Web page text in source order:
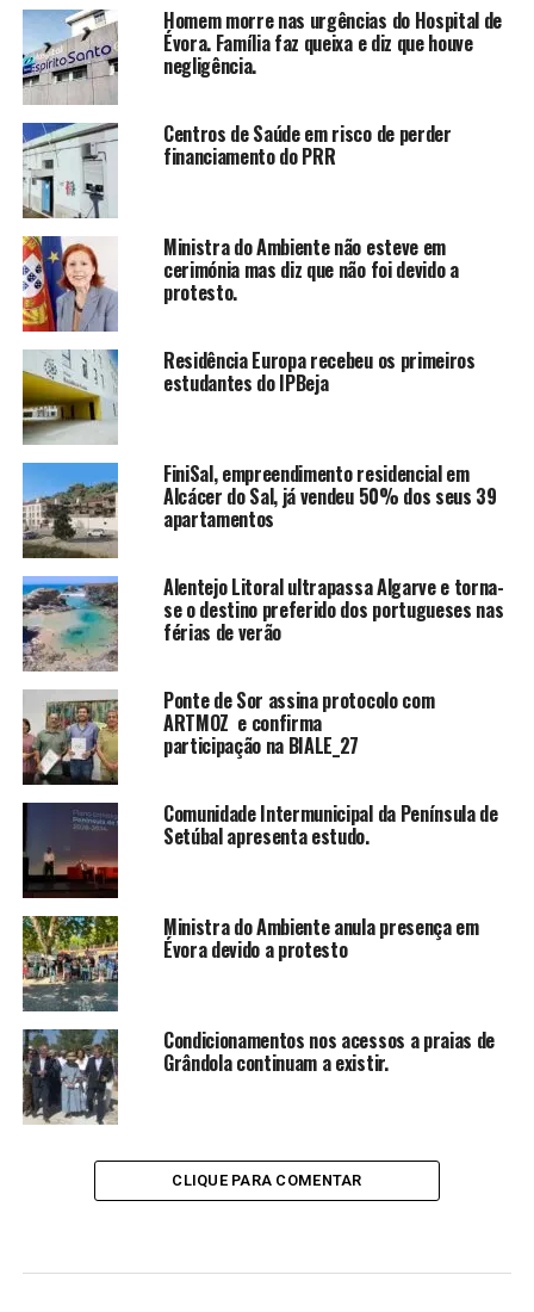
Homem morre nas urgências do Hospital de
Évora. Família faz queixa e diz que houve
negligência.
Centros de Saúde em risco de perder
financiamento do PRR
Ministra do Ambiente não esteve em
cerimónia mas diz que não foi devido a
protesto.
Residência Europa recebeu os primeiros
estudantes do IPBeja
FiniSal, empreendimento residencial em
Alcácer do Sal, já vendeu 50% dos seus 39
apartamentos
Alentejo Litoral ultrapassa Algarve e torna-
se o destino preferido dos portugueses nas
férias de verão
Ponte de Sor assina protocolo com
ARTMOZ e confirma
participação na BIALE_27
Comunidade Intermunicipal da Península de
Setúbal apresenta estudo.
Ministra do Ambiente anula presença em
Évora devido a protesto
Condicionamentos nos acessos a praias de
Grândola continuam a existir.
CLIQUE PARA COMENTAR